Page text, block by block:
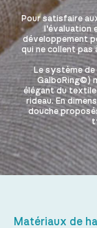
Pour satisfaire
l’évaluation
développement
qui ne collent pas
Le système
GalboRing©)
élégant du textile
rideau. En
douche
Matériaux de